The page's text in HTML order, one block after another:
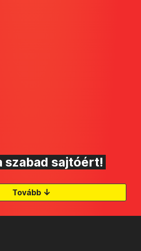
szabad sajtóért!
Tovább ↓